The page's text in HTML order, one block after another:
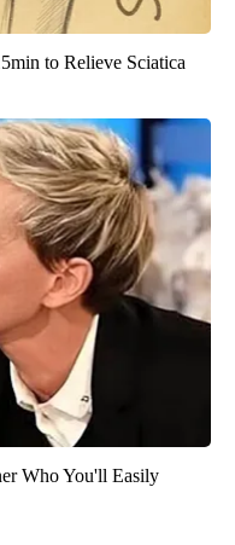
to Relieve Sciatica
Who You'll Easily